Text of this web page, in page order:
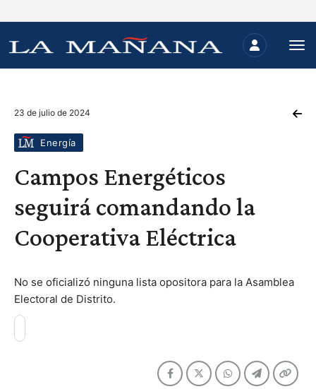
23 de julio de 2024
Energía
Campos Energéticos
seguirá comandando la
Cooperativa Eléctrica
No se oficializó ninguna lista opositora para la Asamblea
Electoral de Distrito.